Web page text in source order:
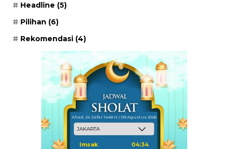
Headline (5)
Pilihan (6)
Rekomendasi (4)
Ahad, 24 Safar 1448 H / 09 Agustus 2026
Imsak 04:34